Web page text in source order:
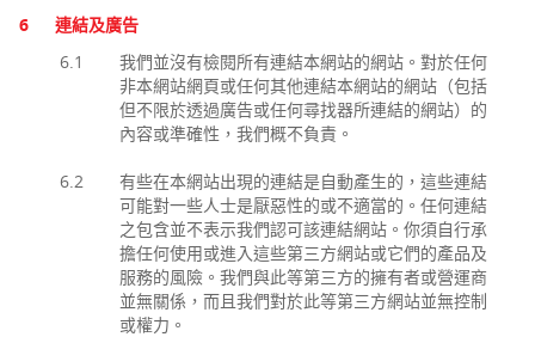
6
連結及廣告
6.1
我們並沒有檢閱所有連結本網站的網站。對於任何
非本網站網頁或任何其他連結本網站的網站（包括
但不限於透過廣告或任何尋找器所連結的網站）的
內容或準確性，我們概不負責。
6.2
有些在本網站出現的連結是自動產生的，這些連結
可能對一些人士是厭惡性的或不適當的。任何連結
之包含並不表示我們認可該連結網站。你須自行承
擔任何使用或進入這些第三方網站或它們的產品及
服務的風險。我們與此等第三方的擁有者或營運商
並無關係，而且我們對於此等第三方網站並無控制
或權力。